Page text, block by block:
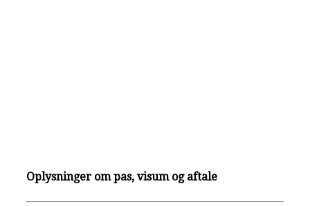
Oplysninger om pas, visum og aftale